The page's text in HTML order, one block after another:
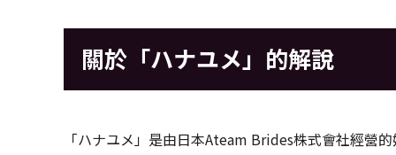
關於「ハナユメ」的解說
「ハナユメ」是由日本Ateam Brides株式會社經營